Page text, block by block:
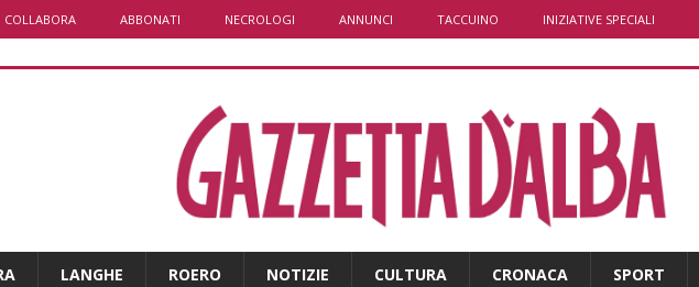
COLLABORA ABBONATI NECROLOGI ANNUNCI TACCUINO INIZIATIVE SPECIALI
LANGHE ROERO NOTIZIE CULTURA CRONACA SPORT